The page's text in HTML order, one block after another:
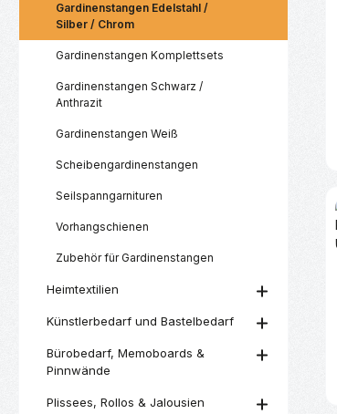
Gardinenstangen Edelstahl /
Silber / Chrom
Gardinenstangen Komplettsets
Gardinenstangen Schwarz /
Anthrazit
Gardinenstangen Weiß
Scheibengardinenstangen
Seilspanngarnituren
Vorhangschienen
Zubehör für Gardinenstangen
Heimtextilien
Künstlerbedarf und Bastelbedarf
Bürobedarf, Memoboards &
Pinnwände
Plissees, Rollos & Jalousien